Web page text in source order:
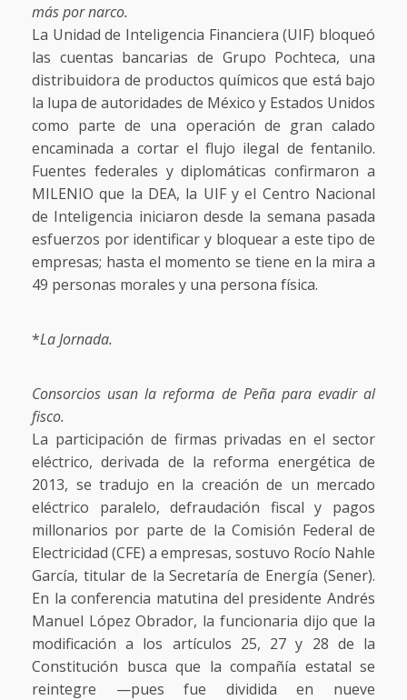
más por narco.
La Unidad de Inteligencia Financiera (UIF) bloqueó
las cuentas bancarias de Grupo Pochteca, una
distribuidora de productos químicos que está bajo
la lupa de autoridades de México y Estados Unidos
como parte de una operación de gran calado
encaminada a cortar el flujo ilegal de fentanilo.
Fuentes federales y diplomáticas confirmaron a
MILENIO que la DEA, la UIF y el Centro Nacional
de Inteligencia iniciaron desde la semana pasada
esfuerzos por identificar y bloquear a este tipo de
empresas; hasta el momento se tiene en la mira a
49 personas morales y una persona física.
*La Jornada.
Consorcios usan la reforma de Peña para evadir al
fisco.
La participación de firmas privadas en el sector
eléctrico, derivada de la reforma energética de
2013, se tradujo en la creación de un mercado
eléctrico paralelo, defraudación fiscal y pagos
millonarios por parte de la Comisión Federal de
Electricidad (CFE) a empresas, sostuvo Rocío Nahle
García, titular de la Secretaría de Energía (Sener).
En la conferencia matutina del presidente Andrés
Manuel López Obrador, la funcionaria dijo que la
modificación a los artículos 25, 27 y 28 de la
Constitución busca que la compañía estatal se
reintegre —pues fue dividida en nueve